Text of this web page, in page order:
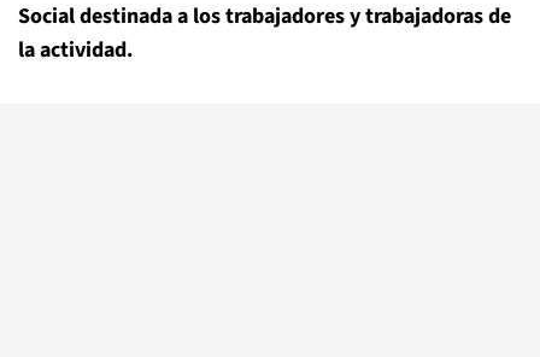
Social destinada a los trabajadores y trabajadoras de
la actividad.